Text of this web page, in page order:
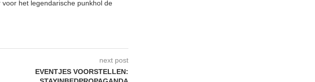
het legendarische punkhol de
next post
EVENTJES VOORSTELLEN: